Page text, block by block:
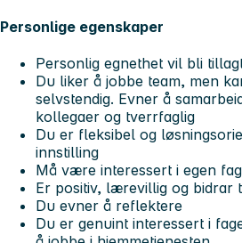
Personlige egenskaper
Personlig egnethet vil bli
Du liker å jobbe team, men
selvstendig. Evner å
kollegaer og tverrfaglig
Du er fleksibel og
innstilling
Må være interessert i egen
Er positiv, lærevillig og bidrar
Du evner å reflektere
Du er genuint interessert i